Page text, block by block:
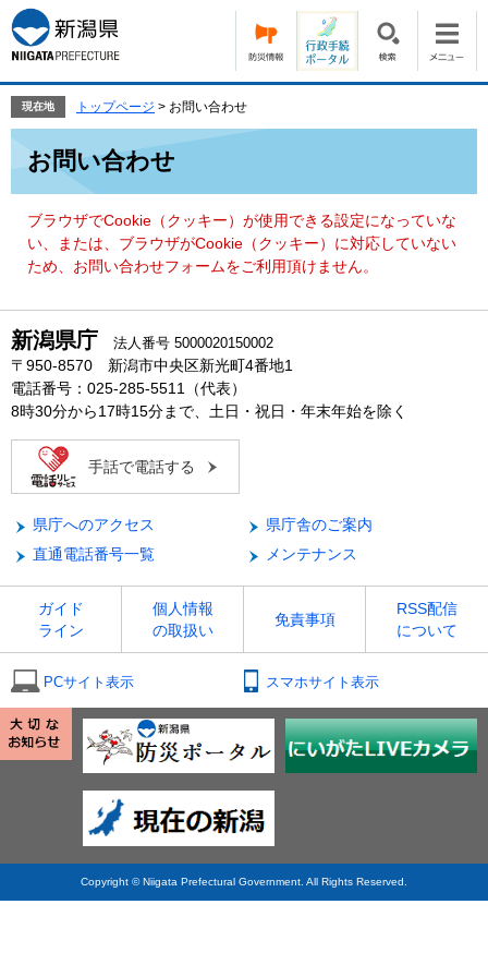
ー
ジ
の
頭
す。
ニ
ュ
ー
飛
て
現在地 トップページ > お問い合わせ
お問い合わせ
ブラウザでCookie（クッキー）が使用できる設定になっていな
い、または、ブラウザがCookie（クッキー）に対応していない
ため、お問い合わせフォームをご利用頂けません。
新潟県庁 法人番号 5000020150002
〒950-8570 新潟市中央区新光町4番地1
電話番号：025-285-5511（代表）
8時30分から17時15分まで、土日・祝日・年末年始を除く
手話で電話する
県庁へのアクセス
県庁舎のご案内
直通電話番号一覧
メンテナンス
ガイド
ライン
個人情報
の取扱い
免責事項
RSS配信
について
PCサイト表示 スマホサイト表示
Copyright © Niigata Prefectural Government. All Rights Reserved.